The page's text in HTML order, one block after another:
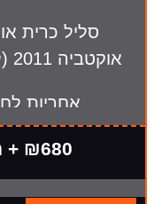
סליל כרית
אוקטביה 2011 (ללא התקנה)
אחריות
₪680 + מע"מ